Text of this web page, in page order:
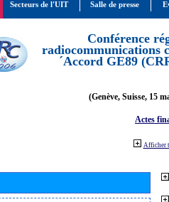
Conférence
radiocommunications
´Accord GE89
(Genève, Suisse, 15
Actes
Afficher
Secteurs de l'UIT Salle de presse